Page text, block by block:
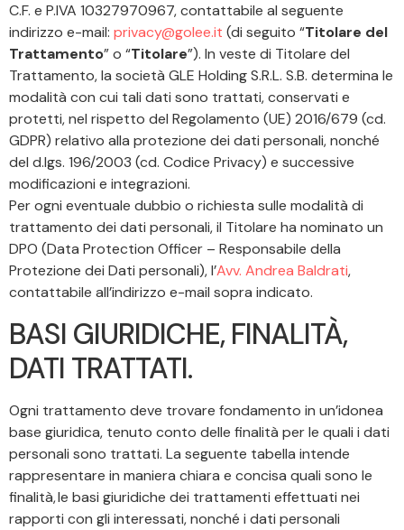
C.F. e P.IVA 10327970967, contattabile al seguente
indirizzo e-mail: privacy@golee.it (di seguito “Titolare del
Trattamento” o “Titolare”). In veste di Titolare del
Trattamento, la società GLE Holding S.R.L. S.B. determina le
modalità con cui tali dati sono trattati, conservati e
protetti, nel rispetto del Regolamento (UE) 2016/679 (cd.
GDPR) relativo alla protezione dei dati personali, nonché
del d.lgs. 196/2003 (cd. Codice Privacy) e successive
modificazioni e integrazioni.
Per ogni eventuale dubbio o richiesta sulle modalità di
trattamento dei dati personali, il Titolare ha nominato un
DPO (Data Protection Officer – Responsabile della
Protezione dei Dati personali), l’Avv. Andrea Baldrati,
contattabile all’indirizzo e-mail sopra indicato.
BASI GIURIDICHE, FINALITÀ,
DATI TRATTATI.
Ogni trattamento deve trovare fondamento in un’idonea
base giuridica, tenuto conto delle finalità per le quali i dati
personali sono trattati. La seguente tabella intende
rappresentare in maniera chiara e concisa quali sono le
finalità, le basi giuridiche dei trattamenti effettuati nei
rapporti con gli interessati, nonché i dati personali